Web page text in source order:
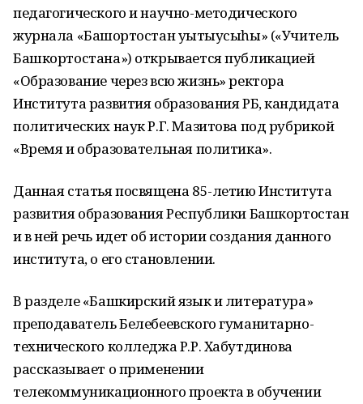
педагогического и научно-методического
журнала «Башҡортостан уҡытыусыһы» («Учитель
Башкортостана») открывается публикацией
«Образование через всю жизнь» ректора
Института развития образования РБ, кандидата
политических наук Р.Г. Мазитова под рубрикой
«Время и образовательная политика».
Данная статья посвящена 85-летию Института
развития образования Республики Башкортостан
и в ней речь идет об истории создания данного
института, о его становлении.
В разделе «Башкирский язык и литература»
преподаватель Белебеевского гуманитарно-
технического колледжа Р.Р. Хабутдинова
рассказывает о применении
телекоммуникационного проекта в обучении